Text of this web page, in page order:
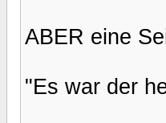
ABER eine
"Es war der